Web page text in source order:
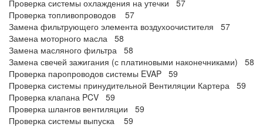
Проверка системы охлаждения на утечки 57
Проверка топливопроводов 57
Замена фильтрующего элемента воздухоочистителя 57
Замена моторного масла 58
Замена масляного фильтра 58
Замена свечей зажигания (с платиновыми наконечниками) 58
Проверка паропроводов системы EVAP 59
Проверка системы принудительной Вентиляции Картера 59
Проверка клапана PCV 59
Проверка шлангов вентиляции 59
Проверка системы выпуска 59